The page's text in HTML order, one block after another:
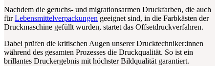
Nachdem die geruchs- und migrationsarmen Druckfarben, die auch
fürLebensmittelverpackungen geeignet sind, in die Farbkästen der
Druckmaschine gefüllt wurden, startet das Offsetdruckverfahren.
Dabei prüfen die kritischen Augen unserer Drucktechniker:innen
während des gesamten Prozesses die Druckqualität. So ist ein
brillantes Druckergebnis mit höchster Bildqualität garantiert.